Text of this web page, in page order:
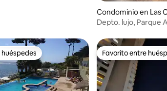
Condominio en Las
Depto. lujo, Parque
Favorito entre
Favorito entre